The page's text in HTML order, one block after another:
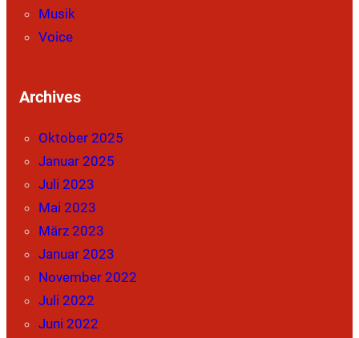
Musik
Voice
Archives
Oktober 2025
Januar 2025
Juli 2023
Mai 2023
März 2023
Januar 2023
November 2022
Juli 2022
Juni 2022